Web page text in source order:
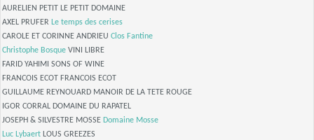
AURELIEN PETIT LE PETIT DOMAINE
AXEL PRUFER Le temps des cerises
CAROLE ET CORINNE ANDRIEU Clos Fantine
Christophe Bosque VINI LIBRE
FARID YAHIMI SONS OF WINE
FRANCOIS ECOT FRANCOIS ECOT
GUILLAUME REYNOUARD MANOIR DE LA TETE ROUGE
IGOR CORRAL DOMAINE DU RAPATEL
JOSEPH & SILVESTRE MOSSE Domaine Mosse
Luc Lybaert LOUS GREEZES